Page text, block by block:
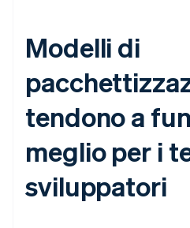
Modelli di
tendono a
meglio per i
sviluppatori